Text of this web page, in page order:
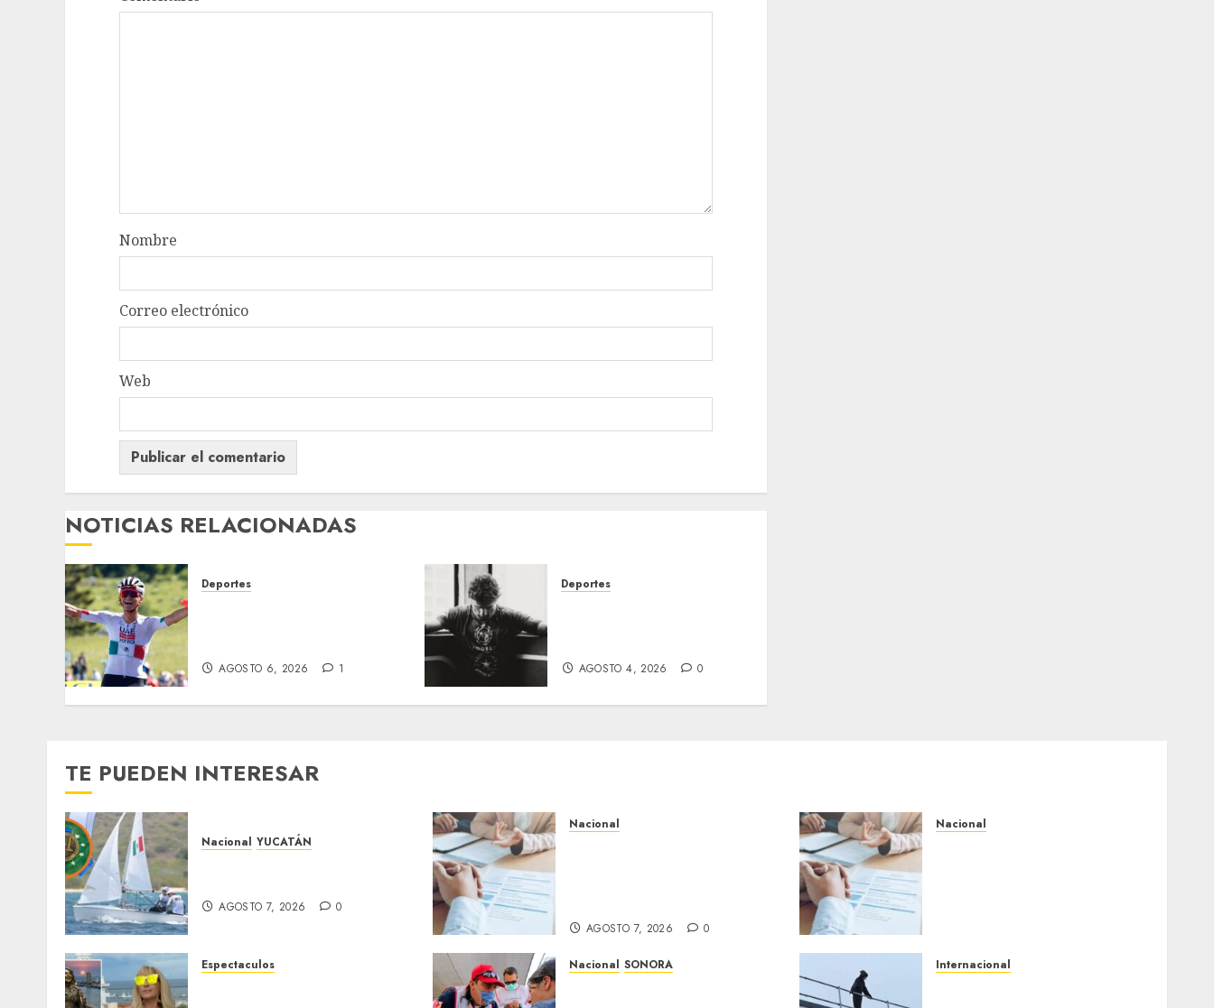
Nombre
Correo electrónico
Web
NOTICIAS RELACIONADAS
Deportes
AGOSTO 6, 2026 1
Deportes
AGOSTO 4, 2026 0
TE PUEDEN INTERESAR
Nacional YUCATÁN
AGOSTO 7, 2026 0
Nacional
AGOSTO 7, 2026 0
Nacional
Espectaculos
Nacional SONORA Internacional